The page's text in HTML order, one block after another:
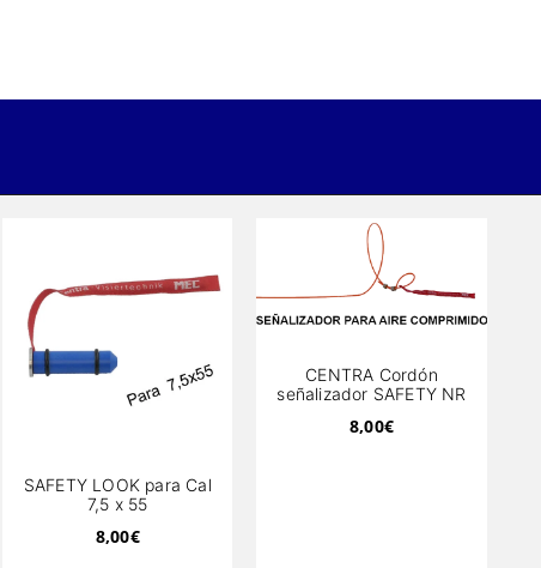
SAFETY LOOK para Cal
7,5 x 55
8,00€
CENTRA Cordón
señalizador SAFETY NR
8,00€